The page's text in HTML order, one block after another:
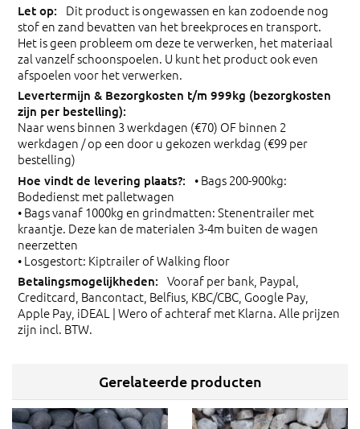
Dit product is ongewassen en kan zodoende nog
stof en zand bevatten van het breekproces en transport.
Het is geen probleem om deze te verwerken, het materiaal
zal vanzelf schoonspoelen. U kunt het product ook even
afspoelen voor het verwerken.
Naar wens binnen 3 werkdagen (€70) OF binnen 2
werkdagen / op een door u gekozen werkdag (€99 per
bestelling)
• Bags 200-900kg:
Bodedienst met palletwagen
• Bags vanaf 1000kg en grindmatten: Stenentrailer met
kraantje. Deze kan de materialen 3-4m buiten de wagen
neerzetten
• Losgestort: Kiptrailer of Walking floor
Vooraf per bank, Paypal,
Creditcard, Bancontact, Belfius, KBC/CBC, Google Pay,
Apple Pay, iDEAL | Wero of achteraf met Klarna. Alle prijzen
zijn incl. BTW.
Gerelateerde producten